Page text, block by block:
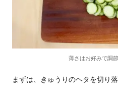
薄さはお好みで調
まずは、きゅうりのヘタを切り